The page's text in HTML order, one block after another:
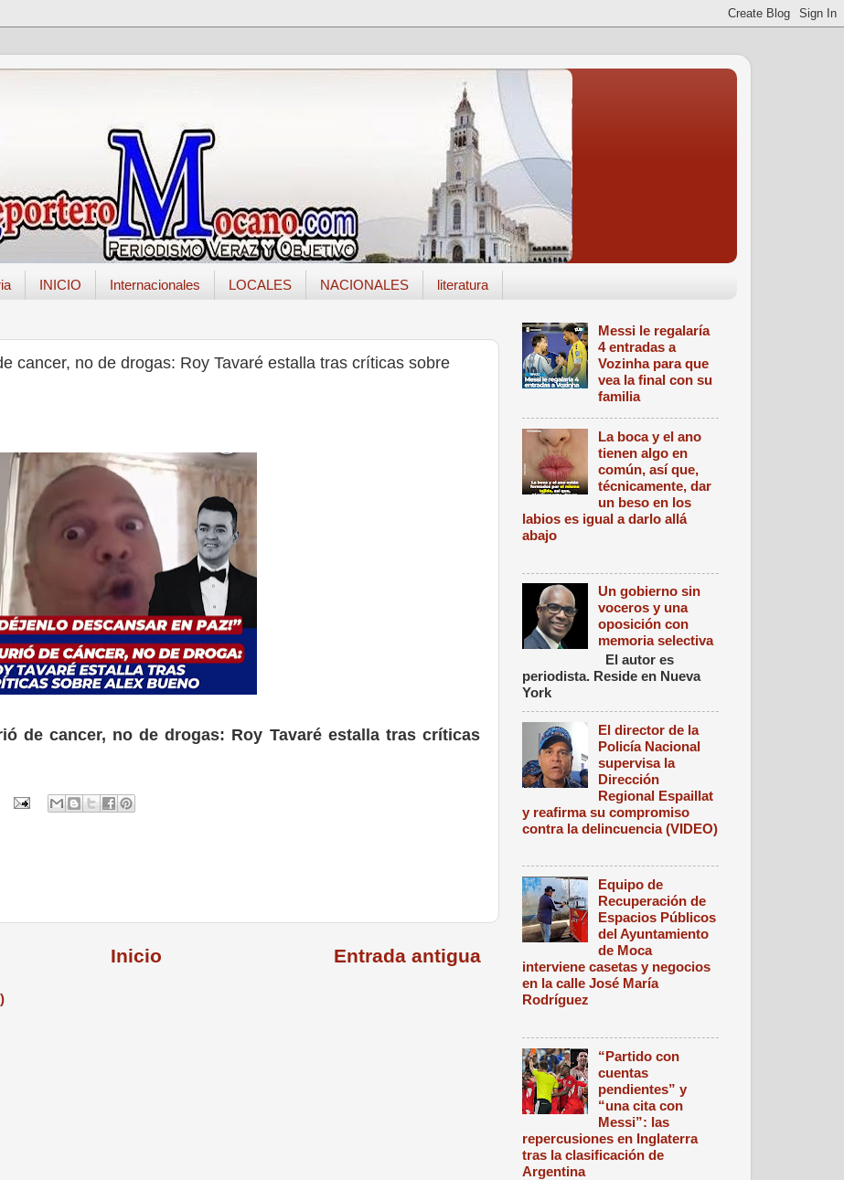
INICIO Internacionales LOCALES NACIONALES literatura
cancer, no de drogas: Roy Tavaré estalla tras críticas sobre
de cancer, no de drogas: Roy Tavaré estalla tras críticas
Entrada antigua
Inicio
Messi le regalaría
4 entradas a
Vozinha para que
vea la final con su
familia
La boca y el ano
tienen algo en
común, así que,
técnicamente, dar
un beso en los
labios es igual a darlo allá
abajo
Un gobierno sin
voceros y una
oposición con
memoria selectiva
El autor es
periodista. Reside en Nueva
York
El director de la
Policía Nacional
supervisa la
Dirección
Regional Espaillat
y reafirma su compromiso
contra la delincuencia (VIDEO)
Equipo de
Recuperación de
Espacios Públicos
del Ayuntamiento
de Moca
interviene casetas y negocios
en la calle José María
Rodríguez
“Partido con
cuentas
pendientes” y
“una cita con
Messi”: las
repercusiones en Inglaterra
tras la clasificación de
Argentina